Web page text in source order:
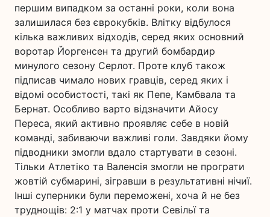
першим випадком за останні роки, коли вона
залишилася без єврокубків. Влітку відбулося
кілька важливих відходів, серед яких основний
воротар Йоргенсен та другий бомбардир
минулого сезону Серлот. Проте клуб також
підписав чимало нових гравців, серед яких і
відомі особистості, такі як Пепе, Камбвала та
Бернат. Особливо варто відзначити Айосу
Переса, який активно проявляє себе в новій
команді, забиваючи важливі голи. Завдяки йому
підводники змогли вдало стартувати в сезоні.
Тільки Атлетіко та Валенсія змогли не програти
жовтій субмарині, зігравши в результативні нічиї.
Інші суперники були переможені, хоча й не без
труднощів: 2:1 у матчах проти Севільї та